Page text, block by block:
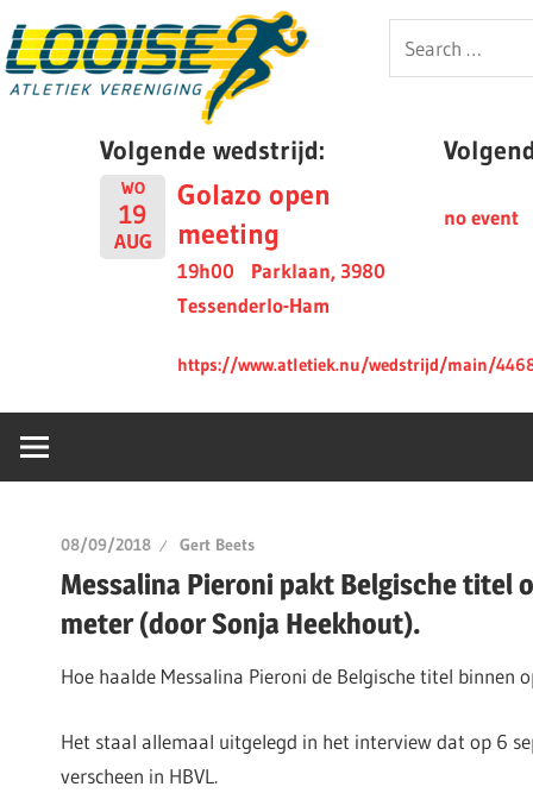
to
content
Looise
Search
for:
Volgende wedstrijd:
WO
19
AUG
Golazo open
meeting
19h00
Parklaan, 3980
Tessenderlo-Ham
https://www.atletiek.nu/wedstrijd/main/
no event
08/09/2018 Gert Beets
Messalina Pieroni pakt Belgische titel
meter (door Sonja Heekhout).
Hoe haalde Messalina Pieroni de Belgische titel binnen
Het staal allemaal uitgelegd in het interview dat op 6
verscheen in HBVL.